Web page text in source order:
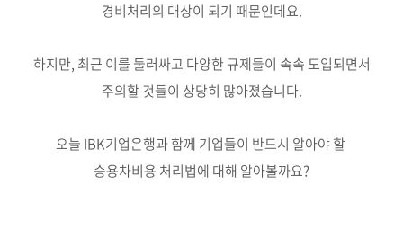
경비처리의 대상이 되기 때문인데요.
하지만, 최근 이를 둘러싸고 다양한 규제들이 속속 도입되면서
주의할 것들이 상당히 많아졌습니다.
오늘 IBK기업은행과 함께 기업들이 반드시 알아야 할
승용차비용 처리법에 대해 알아볼까요?